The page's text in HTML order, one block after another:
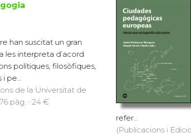
han suscitat un gran
les interpreta d’acord
polítiques, filosòfiques,
i pe...
de la Universitat de
pàg. · 24 €
refer...
(Publicacions i